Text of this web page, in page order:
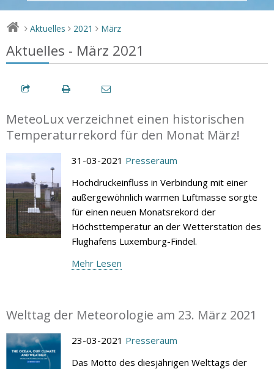
> Aktuelles > 2021 > März
Aktuelles - März 2021
MeteoLux verzeichnet einen historischen
Temperaturrekord für den Monat März!
31-03-2021 Presseraum
Hochdruckeinfluss in Verbindung mit einer
außergewöhnlich warmen Luftmasse sorgte
für einen neuen Monatsrekord der
Höchsttemperatur an der Wetterstation des
Flughafens Luxemburg-Findel.
Mehr Lesen
Welttag der Meteorologie am 23. März 2021
23-03-2021 Presseraum
Das Motto des diesjährigen Welttags der